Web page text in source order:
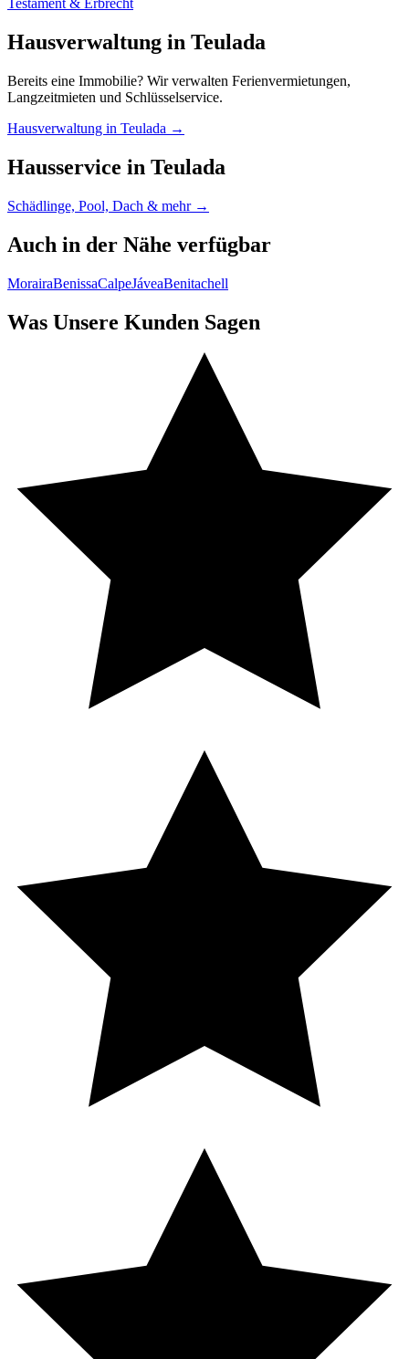
Testament & Erbrecht
Hausverwaltung in Teulada
Bereits eine Immobilie? Wir verwalten Ferienvermietungen,
Langzeitmieten und Schlüsselservice.
Hausverwaltung in Teulada →
Hausservice in Teulada
Schädlinge, Pool, Dach & mehr →
Auch in der Nähe verfügbar
MorairaBenissaCalpeJáveaBenitachell
Was Unsere Kunden Sagen